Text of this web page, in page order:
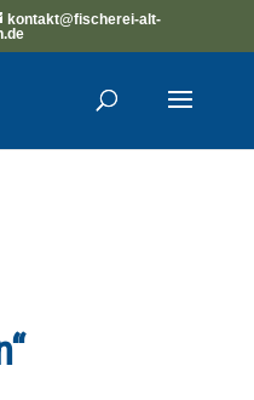
kontakt@fischerei-alt-